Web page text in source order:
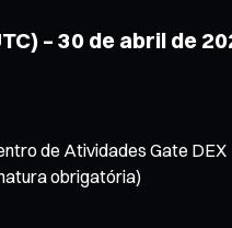
– 30 de abril de
de Atividades Gate DEX
obrigatória)